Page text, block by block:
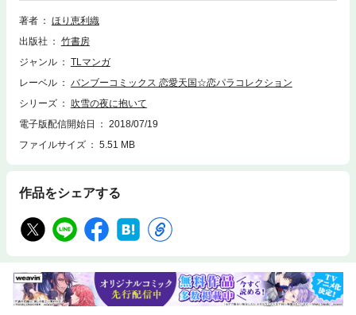
著者
ほり恵利織
出版社
竹書房
ジャンル
TLマンガ
レーベル
バンブーコミックス 恋愛天国☆恋パラコレクション
シリーズ
吹雪の夜に抱いて
電子版配信開始日
2018/07/19
ファイルサイズ
5.51 MB
作品をシェアする